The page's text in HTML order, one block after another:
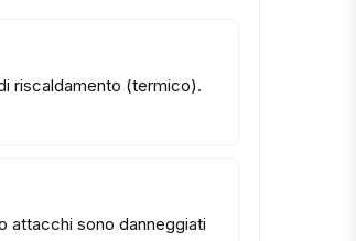
riscaldamento (termico).
attacchi sono danneggiati